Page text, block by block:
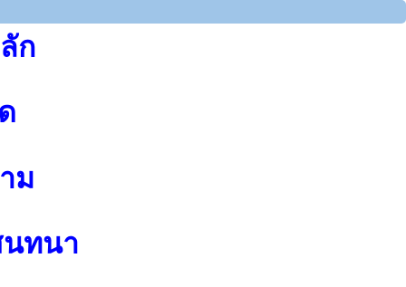
ก
ม
ทนา